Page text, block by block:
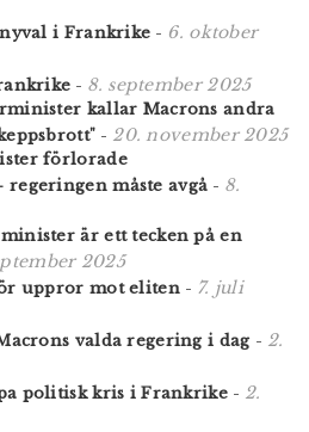
i Frankrike - 6. oktober
- 8. september 2025
kallar Macrons andra
- 20. november 2025
förlorade
måste avgå - 8.
är ett tecken på en
2025
uppror mot eliten- 7. juli
valda regering i dag- 2.
politisk kris i Frankrike - 2.